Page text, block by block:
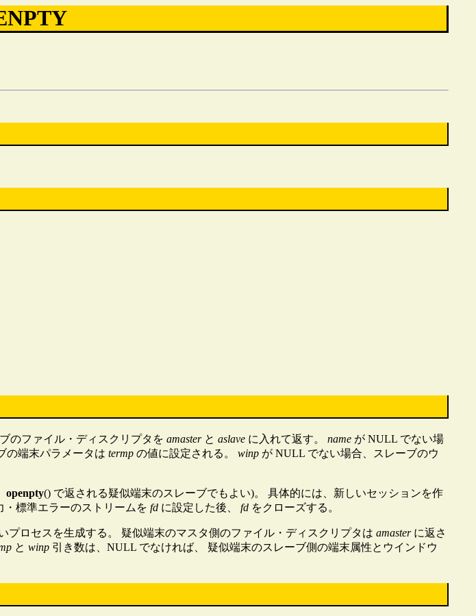
のファイル・ディスクリプタをamasterとaslave に入れて返す。name が NULL でない場
の端末パラメータはtermp の値に設定される。winp が NULL でない場合、スレーブのウ
openpty() で返される疑似端末のスレーブでもよい)。 具体的には、新しいセッションを作
・標準エラーのストリームをfd に設定した後、fd をクローズする。
プロセスを生成する。 疑似端末のマスタ側のファイル・ディスクリプタはamasterに返さ
とwinp 引き数は、NULL でなければ、 疑似端末のスレーブ側の端末属性とウインドウ